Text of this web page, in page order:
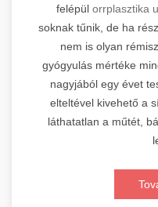
felépül orrplasztika
soknak tűnik, de ha
nem is olyan
gyógyulás mértéke
nagyjából egy évet
elteltével kivehető a
láthatatlan a műtét,